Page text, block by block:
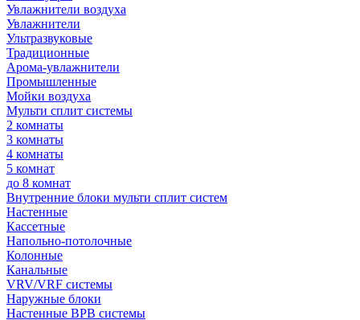
Увлажнители воздуха
Увлажнители
Ультразвуковые
Традиционные
Арома-увлажнители
Промышленные
Мойки воздуха
Мульти сплит системы
2 комнаты
3 комнаты
4 комнаты
5 комнат
до 8 комнат
Внутренние блоки мульти сплит систем
Настенные
Кассетные
Напольно-потолочные
Колонные
Канальные
VRV/VRF системы
Наружные блоки
Настенные ВРВ системы